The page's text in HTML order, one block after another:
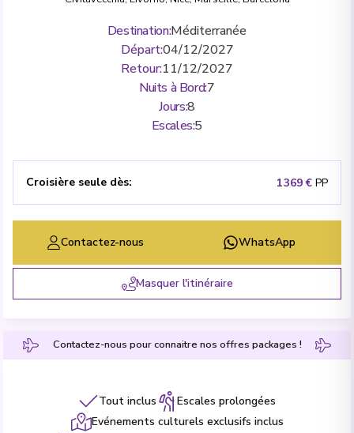
Destination:Méditerranée
Départ:04/12/2027
Retour:11/12/2027
Nuits à Bord:7
Jours:8
Escales:5
Croisière seule dès: 1 369 € PP
Contactez-nous WhatsApp
Masquer l'itinéraire
Contactez-nous pour connaitre nos offres packages !
Tout inclus
Escales prolongées
Evénements culturels exclusifs inclus